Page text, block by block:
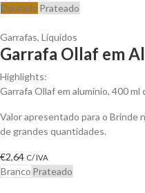
Dourado Prateado
Garrafas, Líquidos
Garrafa Ollaf em
Highlights:
Garrafa Ollaf em alumínio, 400
Valor apresentado para o Brinde
de grandes quantidades.
€2,64 C/ IVA
Branco Prateado